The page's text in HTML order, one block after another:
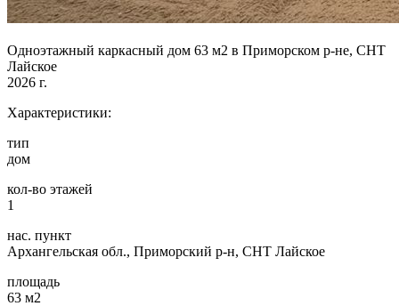
Одноэтажный каркасный дом 63 м2 в Приморском р-не, СНТ
Лайское
2026 г.
Характеристики:
тип
дом
кол-во этажей
1
нас. пункт
Архангельская обл., Приморский р-н, СНТ Лайское
площадь
63 м2